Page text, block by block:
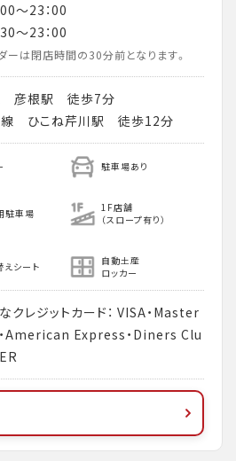
～23：00
～23：00
ーは閉店時間の30分前となります。
彦根駅 徒歩7分
線 ひこね芹川駅 徒歩12分
駐車場あり
駐車場
1F店舗
（スロープ有り）
えシート
自動土産
ロッカー
クレジットカード： VISA・Master
American Express・Diners Clu